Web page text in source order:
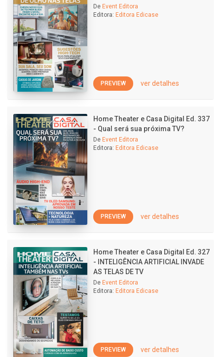
De Event Editora
Editora: Editora Edicase
PREVIEW ver detalhes
Home Theater e Casa Digital Ed. 337
- Qual será sua próxima TV?
De Event Editora
Editora: Editora Edicase
PREVIEW ver detalhes
Home Theater e Casa Digital Ed. 327
- INTELIGÊNCIA ARTIFICIAL INVADE
AS TELAS DE TV
De Event Editora
Editora: Editora Edicase
PREVIEW ver detalhes